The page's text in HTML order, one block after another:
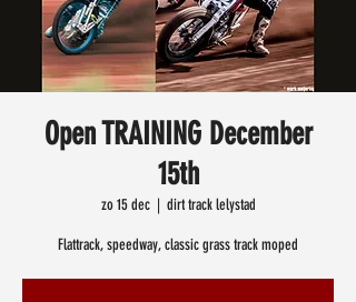
Open TRAINING December
15th
zo 15 dec
  |
dirt track lelystad
Flattrack, speedway, classic grass track moped